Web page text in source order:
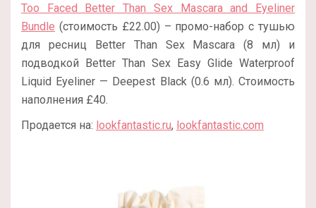
Too Faced Better Than Sex Mascara and Eyeliner
Bundle (стоимость £22.00) – промо-набор с тушью
для ресниц Better Than Sex Mascara (8 мл) и
подводкой Better Than Sex Easy Glide Waterproof
Liquid Eyeliner — Deepest Black (0.6 мл). Стоимость
наполнения £40.
Продается на: lookfantastic.ru, lookfantastic.com